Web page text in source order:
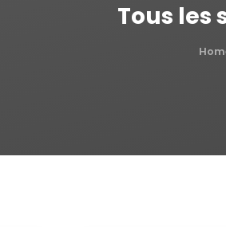
Tous les